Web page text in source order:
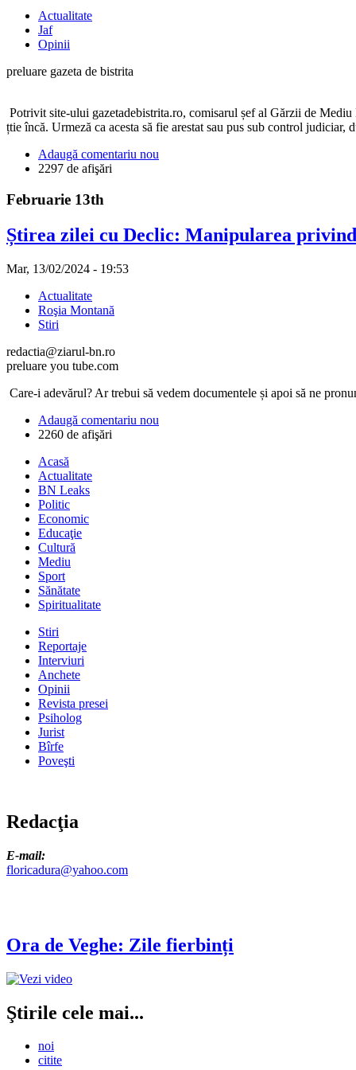
Actualitate
Jaf
Opinii
preluare gazeta de bistrita
Potrivit site-ului gazetadebistrita.ro, comisarul șef al Gărzii de
țtie încă. Urmeză ca acesta să fie arestat sau pus sub control
Adaugă comentariu nou
2297 de afişări
Februarie 13th
Știrea zilei cu Declic: Manipularea
Mar, 13/02/2024 - 19:53
Actualitate
Roşia Montană
Stiri
redactia@ziarul-bn.ro
preluare you tube.com
Care-i adevărul? Ar trebui să vedem documentele și apoi să ne
Adaugă comentariu nou
2260 de afişări
Acasă
Actualitate
BN Leaks
Politic
Economic
Educaţie
Cultură
Mediu
Sport
Sănătate
Spiritualitate
Stiri
Reportaje
Interviuri
Anchete
Opinii
Revista presei
Psiholog
Jurist
Bîrfe
Poveşti
Redacţia
E-mail:
floricadura@yahoo.com
Ora de Veghe: Zile fierbinți
Ştirile cele mai...
noi
citite